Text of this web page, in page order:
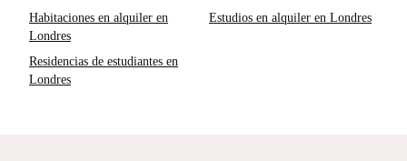
Habitaciones en alquiler en
Londres
Estudios en alquiler en Londres
Residencias de estudiantes en
Londres